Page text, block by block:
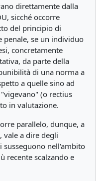
direttamente dalla
sicché occorre
del principio di
se un individuo
concretamente
da parte della
di una norma a
a quelle sino ad
(o rectius
in valutazione.
parallelo, dunque, a
vale a dire degli
susseguono nell'ambito
recente scalzando e